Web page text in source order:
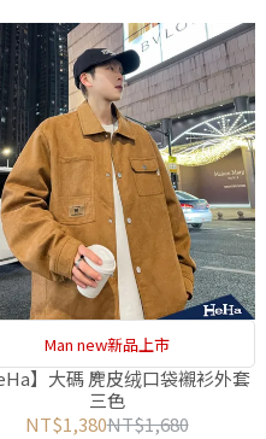
Man new新品上市
】大碼 麂皮绒口袋襯衫外套
三色
NT$1,380NT$1,680